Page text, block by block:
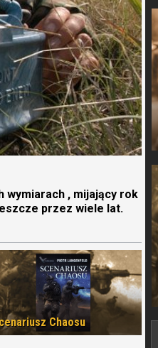
wymiarach , mijający rok
przez wiele lat.
Chaosu